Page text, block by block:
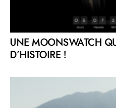
UNE MOONSWATCH
D’HISTOIRE !